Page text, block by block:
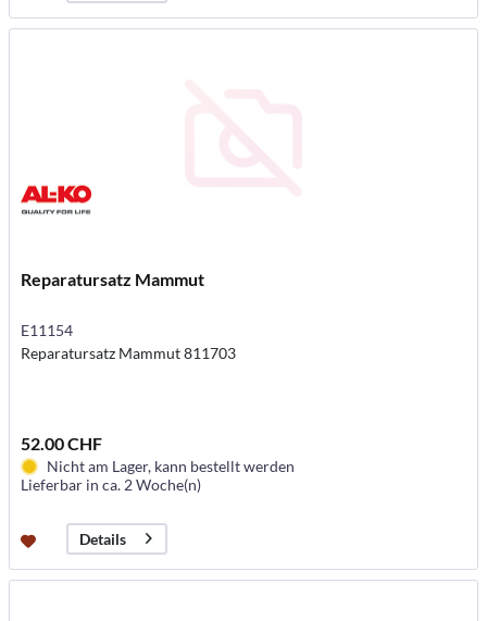
Reparatursatz Mammut
E11154
Reparatursatz Mammut 811703
52.00 CHF
Nicht am Lager, kann bestellt werden
Lieferbar in ca. 2 Woche(n)
Details